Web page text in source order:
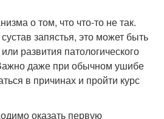
о том, что что-то не так.
запястья, это может быть
развития патологического
даже при обычном ушибе
в причинах и пройти курс
оказать первую